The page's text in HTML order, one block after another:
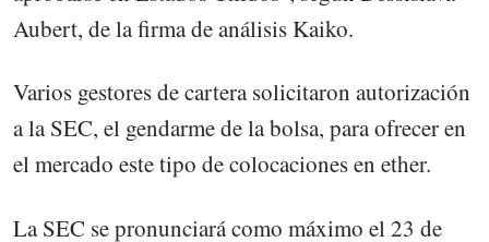
Aubert, de la firma de análisis Kaiko.
Varios gestores de cartera solicitaron autorización
a la SEC, el gendarme de la bolsa, para ofrecer en
el mercado este tipo de colocaciones en ether.
La SEC se pronunciará como máximo el 23 de